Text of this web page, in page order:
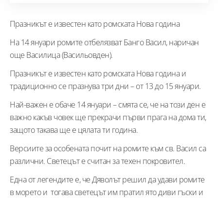
Празникът е известен като ромската Нова година
На 14 януари ромите отбелязват Банго Васил, наричан
още Василица (Васильовден).
Празникът е известен като ромската Нова година и
традиционно се празнува три дни – от 13 до 15 януари.
Най-важен е обаче 14 януари – смята се, че на този ден е
важно какъв човек ще прекрачи първи прага на дома ти,
защото такава ще е цялата ти година.
Версиите за особената почит на ромите към св. Васил са
различни. Светецът е считан за техен покровител.
Една от легендите е, че Дяволът решил да удави ромите
в морето и тогава светецът им пратил ято диви гъски и